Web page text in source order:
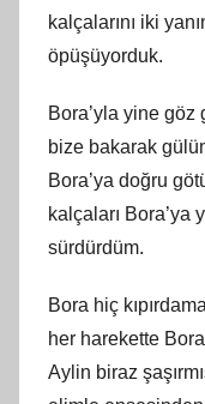
kalçalarını iki
öpüşüyorduk.
Bora’yla yine
bize bakarak
Bora’ya doğru
kalçaları Bora’ya
sürdürdüm.
Bora hiç
her harekette
Aylin biraz